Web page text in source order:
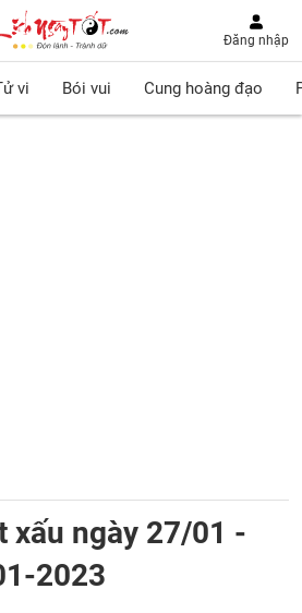
Đăng nhập
vi Bói vui Cung hoàng đạo
xấu ngày 27/01 -
2023